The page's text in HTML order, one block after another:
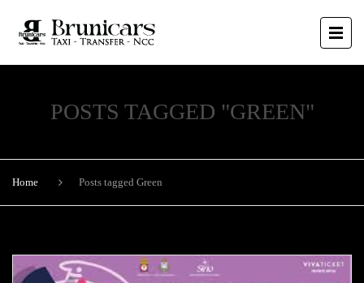
POSTS TAGGED "GREEN"
Home Posts tagged Green